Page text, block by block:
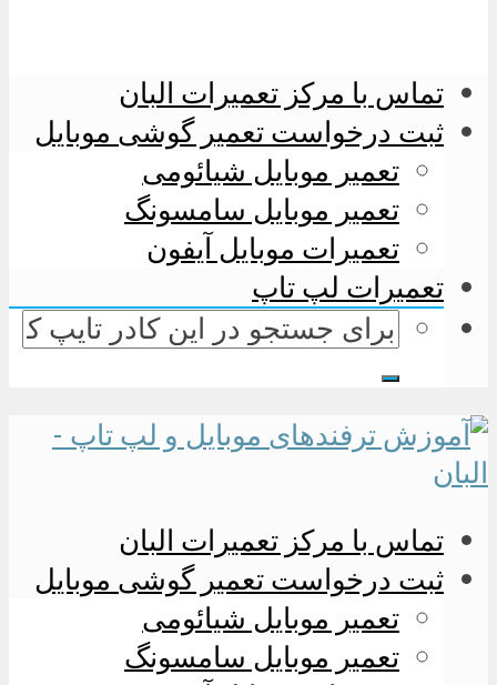
تماس با مرکز تعمیرات البان
ثبت درخواست تعمیر گوشی موبایل
تعمیر موبایل شیائومی
تعمیر موبایل سامسونگ
تعمیرات موبایل آیفون
تعمیرات لپ تاپ
تماس با مرکز تعمیرات البان
ثبت درخواست تعمیر گوشی موبایل
تعمیر موبایل شیائومی
تعمیر موبایل سامسونگ